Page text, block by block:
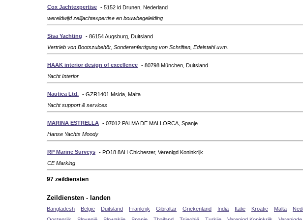
Cox Jachtexpertise - 5152 ld Drunen, Nederland
wereldwijd zeiljachtexpertise en bouwbegeleiding
Sisa Yachting
- 86154 Augsburg, Duitsland
Vertrieb von Bootszubehör, Sonderanfertigung von Schriften, Edelstahl uvm.
HAAK interior design of excellence - 80798 München, Duitsland
Yacht Interior
Nautica Ltd. - GZR1401 Msida, Malta
Yacht support & services
MARINA ESTRELLA - 07012 PALMA DE MALLORCA, Spanje
Hanse Yachts Moody
RP Marine Surveys - PO18 8AH Chichester, Verenigd Koninkrijk
CE Marking
97 zeildiensten
Zeildiensten - landen
Bangladesh België Duitsland Frankrijk Gibraltar Griekenland India Italië Kroatië Malta